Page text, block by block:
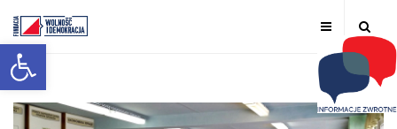
Otwórz pasek narzędzi